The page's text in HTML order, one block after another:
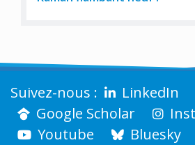
LinkedIn
Google Scholar
Youtube
Bluesky